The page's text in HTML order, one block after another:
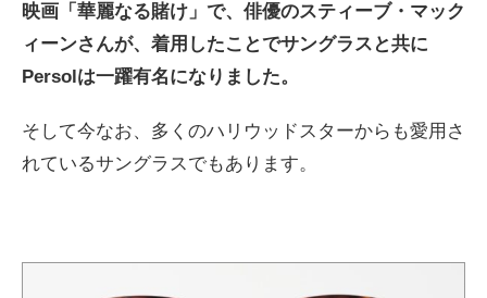
映画「華麗なる賭け」で、俳優のスティーブ・マック
ィーンさんが、着用したことでサングラスと共に
Persolは一躍有名になりました。
そして今なお、多くのハリウッドスターからも愛用さ
れているサングラスでもあります。